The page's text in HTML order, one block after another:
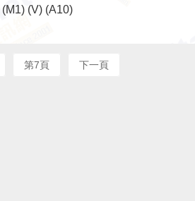
(M1) (V) (A10)
第7頁 下一頁